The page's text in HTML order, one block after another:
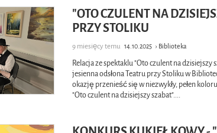
"OTO CZULENT NA
PRZY STOLIKU
9 miesięcy temu 14.10.2025› Biblioteka
Relacja ze spektaklu "Oto czulent na
jesienna odsłona Teatru przy Stoliku w
okazję przenieść się w niezwykły, pełen
"Oto czulent na dzisiejszy szabat"....